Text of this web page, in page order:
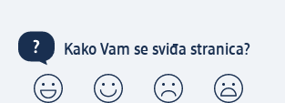
Kako Vam se sviđa stranica?